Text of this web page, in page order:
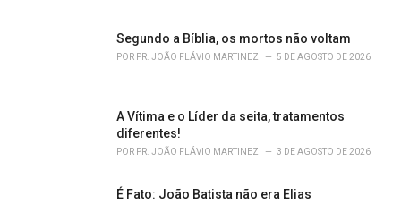
Segundo a Bíblia, os mortos não voltam
POR PR. JOÃO FLÁVIO MARTINEZ 5 DE AGOSTO DE 2026
A Vítima e o Líder da seita, tratamentos
diferentes!
POR PR. JOÃO FLÁVIO MARTINEZ 3 DE AGOSTO DE 2026
É Fato: João Batista não era Elias